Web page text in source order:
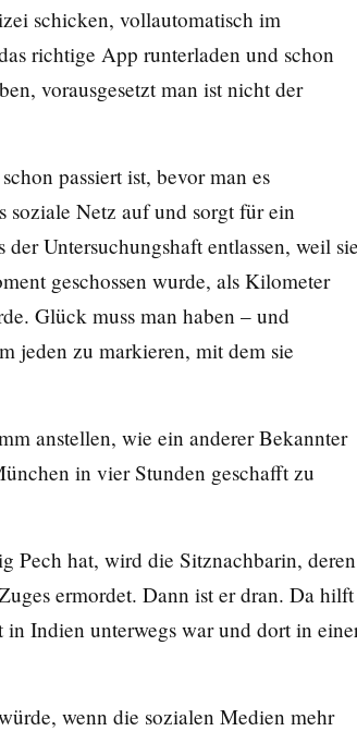
schicken, vollautomatisch im
richtige App runterladen und schon
vorausgesetzt man ist nicht der
passiert ist, bevor man es
soziale Netz auf und sorgt für ein
Untersuchungshaft entlassen, weil sie
geschossen wurde, als Kilometer
Glück muss man haben – und
jeden zu markieren, mit dem sie
anstellen, wie ein anderer Bekannter
in vier Stunden geschafft zu
Pech hat, wird die Sitznachbarin, deren
ermordet. Dann ist er dran. Da hilft
Indien unterwegs war und dort in
wenn die sozialen Medien mehr